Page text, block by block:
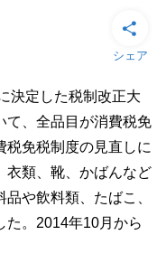
シェア
決定した税制改正大
て、全品目が消費税免
税免税制度の見直しに
衣類、靴、かばんなど
や飲料類、たばこ、
た。2014年10月から